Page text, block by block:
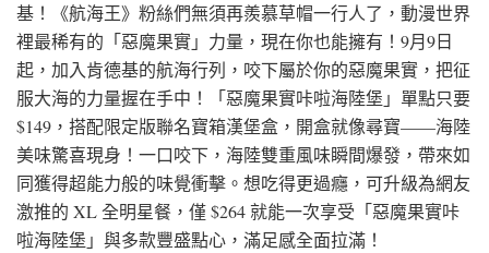
基！《航海王》粉絲們無須再羨慕草帽一行人了，動漫世界
裡最稀有的「惡魔果實」力量，現在你也能擁有！9月9日
起，加入肯德基的航海行列，咬下屬於你的惡魔果實，把征
服大海的力量握在手中！「惡魔果實咔啦海陸堡」單點只要
$149，搭配限定版聯名寶箱漢堡盒，開盒就像尋寶——海陸
美味驚喜現身！一口咬下，海陸雙重風味瞬間爆發，帶來如
同獲得超能力般的味覺衝擊。想吃得更過癮，可升級為網友
激推的 XL 全明星餐，僅 $264 就能一次享受「惡魔果實咔
啦海陸堡」與多款豐盛點心，滿足感全面拉滿！